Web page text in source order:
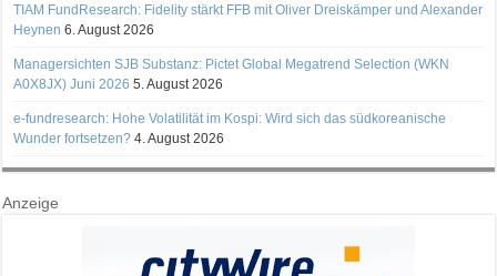
TIAM FundResearch: Fidelity stärkt FFB mit Oliver Dreiskämper und Alexander
Heynen 6. August 2026
Managersichten SJB Substanz: Pictet Global Megatrend Selection (WKN
A0X8JX) Juni 2026 5. August 2026
e-fundresearch: Hohe Volatilität im Kospi: Wird sich das südkoreanische
Wunder fortsetzen? 4. August 2026
Anzeige